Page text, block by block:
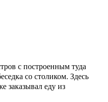
с построенным туда
со столиком. Здесь
заказывал еду из